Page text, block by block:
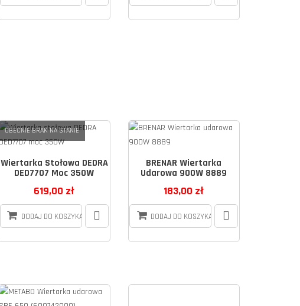
Wiertarka Stołowa DEDRA
DED7707 Moc 350W
619,00 zł
DODAJ DO KOSZYKA
OBECNIE BRAK NA STANIE
BRENAR Wiertarka
Udarowa 900W 8889
183,00 zł
DODAJ DO KOSZYKA